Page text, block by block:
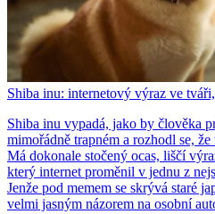
Shiba inu: internetový výraz ve
Shiba inu vypadá, jako by člověka
mimořádně trapném a rozhodl se,
Má dokonale stočený ocas, liščí
který internet proměnil v jednu z
Jenže pod memem se skrývá staré
velmi jasným názorem na osobní